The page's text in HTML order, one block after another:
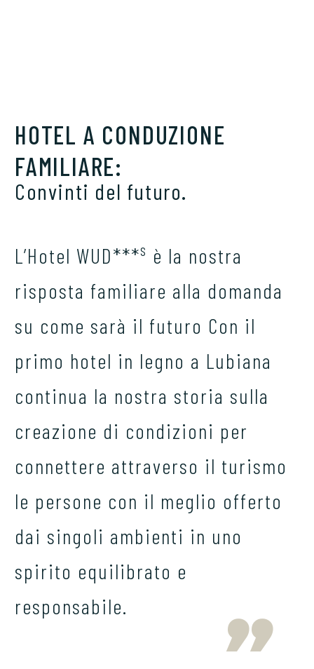
HOTEL A CONDUZIONE
FAMILIARE:
Convinti del futuro.
L’Hotel WUD***s è la nostra
risposta familiare alla domanda
su come sarà il futuro Con il
primo hotel in legno a Lubiana
continua la nostra storia sulla
creazione di condizioni per
connettere attraverso il turismo
le persone con il meglio offerto
dai singoli ambienti in uno
spirito equilibrato e
responsabile.
